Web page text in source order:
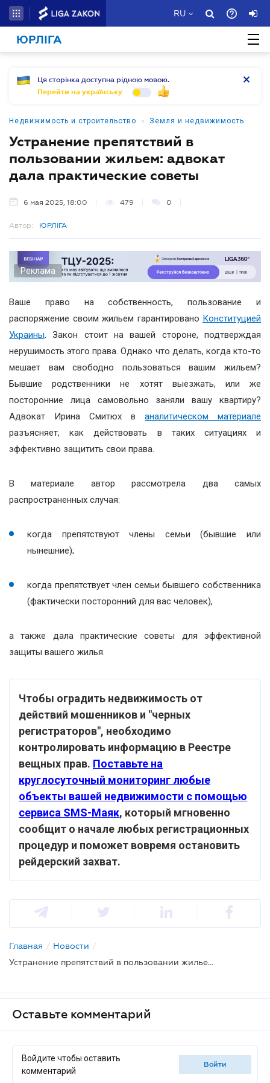
RU
ЮРЛІГА
Ця сторінка доступна рідною мовою.
Перейти на українську
Недвижимость и строительство • Земля и недвижимость
Устранение препятствий в
пользовании жильем: адвокат
дала практические советы
6 мая 2025, 18:00 479 0
Автор: ЮРЛІГА
Реклама
Ваше право на собственность, пользование и
распоряжение своим жильем гарантировано Конституцией
Украины. Закон стоит на вашей стороне, подтверждая
нерушимость этого права. Однако что делать, когда кто-то
мешает вам свободно пользоваться вашим жильем?
Бывшие родственники не хотят выезжать, или же
посторонние лица самовольно заняли вашу квартиру?
Адвокат Ирина Смитюх в аналитическом материале
разъясняет, как действовать в таких ситуациях и
эффективно защитить свои права.
В материале автор рассмотрела два самых
распространенных случая:
когда препятствуют члены семьи (бывшие или
нынешние);
когда препятствует член семьи бывшего собственника
(фактически посторонний для вас человек),
а также дала практические советы для эффективной
защиты вашего жилья.
Чтобы оградить недвижимость от
действий мошенников и "черных
регистраторов", необходимо
контролировать информацию в Реестре
вещных прав. Поставьте на
круглосуточный мониторинг любые
объекты вашей недвижимости с помощью
сервиса SMS-Маяк, который мгновенно
сообщит о начале любых регистрационных
процедур и поможет вовремя остановить
рейдерский захват.
Главная / Новости /
Устранение препятствий в пользовании жильем: адвокат дала практические советы
Оставьте комментарий
Войдите чтобы оставить
комментарий
войти